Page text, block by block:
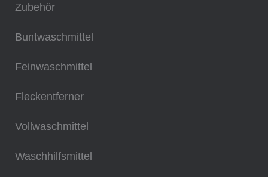
Zubehör
Buntwaschmittel
Feinwaschmittel
Fleckentferner
Vollwaschmittel
Waschhilfsmittel